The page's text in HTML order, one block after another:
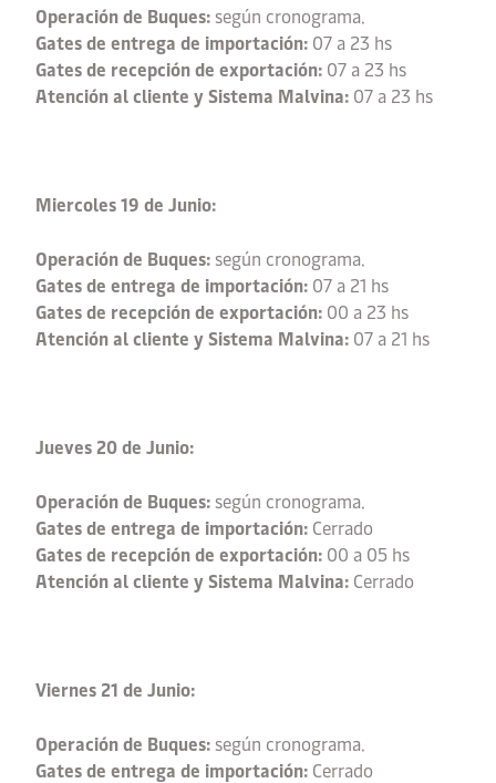
Operación de Buques:según cronograma.
Gates de entrega de importación: 07 a 23 hs
Gates de recepción de exportación: 07 a 23 hs
Atención al cliente y Sistema Malvina: 07 a 23 hs
Miercoles 19 de Junio:
Operación de Buques:según cronograma.
Gates de entrega de importación: 07 a 21 hs
Gates de recepción de exportación: 00 a 23 hs
Atención al cliente y Sistema Malvina: 07 a 21 hs
Jueves 20 de Junio:
Operación de Buques:según cronograma.
Gates de entrega de importación: Cerrado
Gates de recepción de exportación: 00 a 05 hs
Atención al cliente y Sistema Malvina: Cerrado
Viernes 21 de Junio:
Operación de Buques:según cronograma.
Gates de entrega de importación: Cerrado